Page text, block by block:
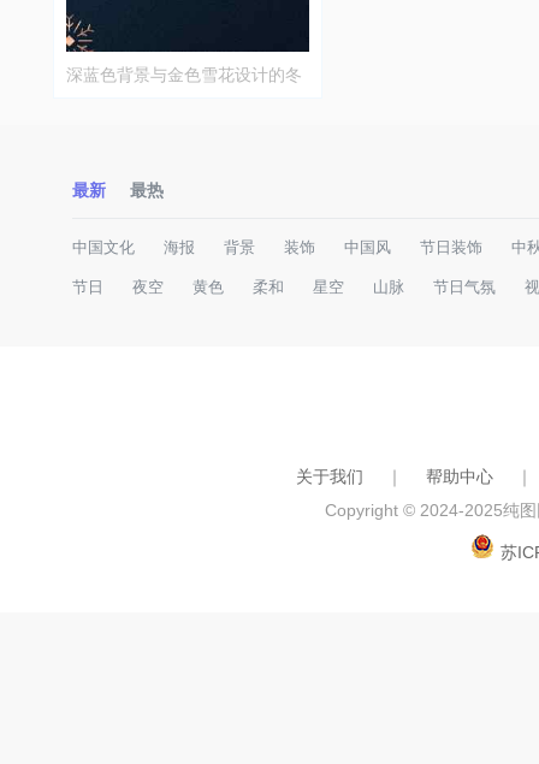
深蓝色背景与金色雪花设计的冬
最新 最热
中国文化 海报 背景 装饰 中国风 节日装饰 中
节日 夜空 黄色 柔和 星空 山脉 节日气氛
关于我们 ｜ 帮助中心
｜
Copyright © 2024-2025纯
苏